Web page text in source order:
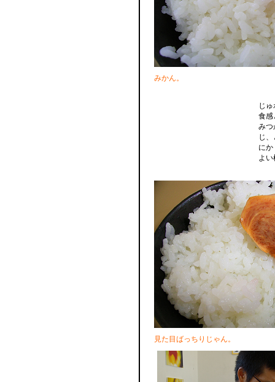
みかん。
じ
食感
みつ
じ
に
よ
見た目ばっちりじゃん。